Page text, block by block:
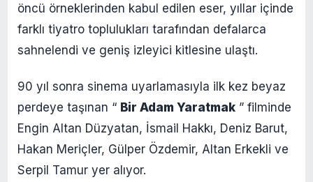
öncü örneklerinden kabul edilen eser, yıllar içinde
farklı tiyatro toplulukları tarafından defalarca
sahnelendi ve geniş izleyici kitlesine ulaştı.
90 yıl sonra sinema uyarlamasıyla ilk kez beyaz
perdeye taşınan “ Bir Adam Yaratmak ” filminde
Engin Altan Düzyatan, İsmail Hakkı, Deniz Barut,
Hakan Meriçler, Gülper Özdemir, Altan Erkekli ve
Serpil Tamur yer alıyor.